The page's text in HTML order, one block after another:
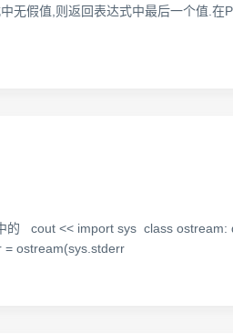
假值,则返回表达式中最后一个值.在
的 cout << import sys class
= ostream(sys.stderr